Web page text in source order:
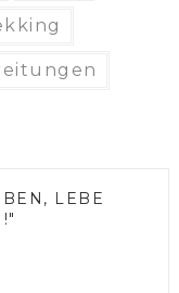
LEBE